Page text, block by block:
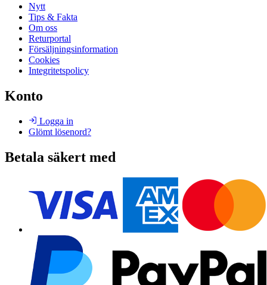
Nytt
Tips & Fakta
Om oss
Returportal
Försäljningsinformation
Cookies
Integritetspolicy
Konto
Logga in
Glömt lösenord?
Betala säkert med